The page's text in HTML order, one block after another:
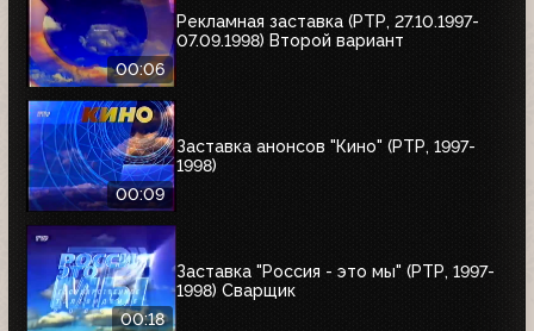
00:06
Рекламная заставка (РТР, 27.10.1997-
07.09.1998) Второй вариант
00:09
Заставка анонсов "Кино" (РТР, 1997-
1998)
00:18
Заставка "Россия - это мы" (РТР, 1997-
1998) Сварщик